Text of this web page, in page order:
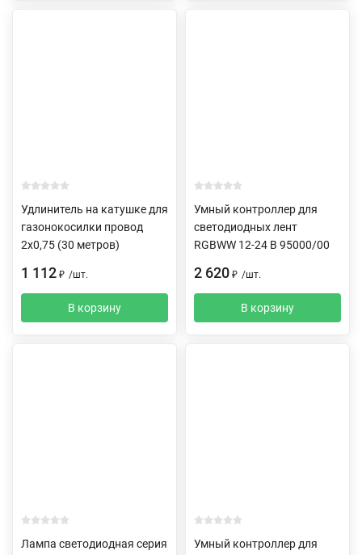
Удлинитель на катушке для
газонокосилки провод
2х0,75 (30 метров)
1 112 ₽ /шт.
В корзину
Умный контроллер для
светодиодных лент
RGBWW 12-24 В 95000/00
2 620 ₽ /шт.
В корзину
Лампа светодиодная серия
Умный контроллер для